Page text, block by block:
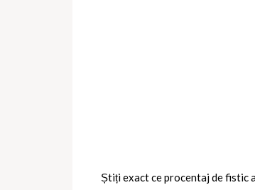
Știți exact ce procentaj de fistic